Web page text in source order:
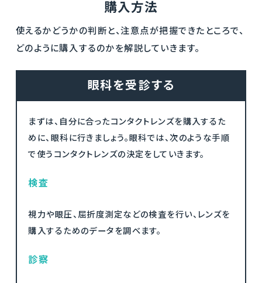
購入方法
使えるかどうかの判断と、注意点が把握できたところで、
どのように購入するのかを解説していきます。
眼科を受診する
まずは、自分に合ったコンタクトレンズを購入するた
めに、眼科に行きましょう。眼科では、次のような手順
で使うコンタクトレンズの決定をしていきます。
検査
視力や眼圧、屈折度測定などの検査を行い、レンズを
購入するためのデータを調べます。
診察